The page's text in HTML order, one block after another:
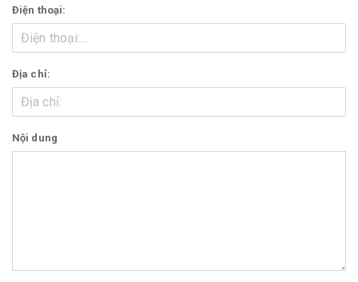
Điện thoại:
Địa chỉ:
Nội dung